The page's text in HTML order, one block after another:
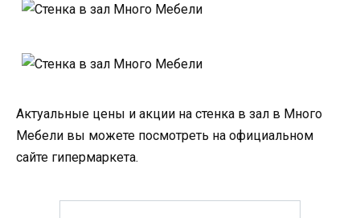
Актуальные цены и акции на стенка в зал в Много
Мебели вы можете посмотреть на официальном
сайте гипермаркета.